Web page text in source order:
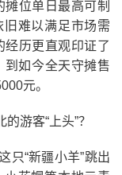
位单日最高可制
难以满足市场需
经历更直观印证了
到如今全天守摊售
元。
游客“上头”？
只“新疆小羊”跳出